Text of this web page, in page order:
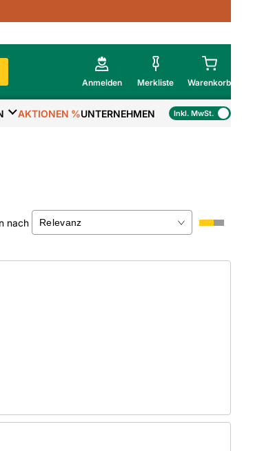
Anmelden Merkliste Warenkorb
Mein Warenkorb
AKTIONEN %UNTERNEHMEN Inkl. MwSt.
nach